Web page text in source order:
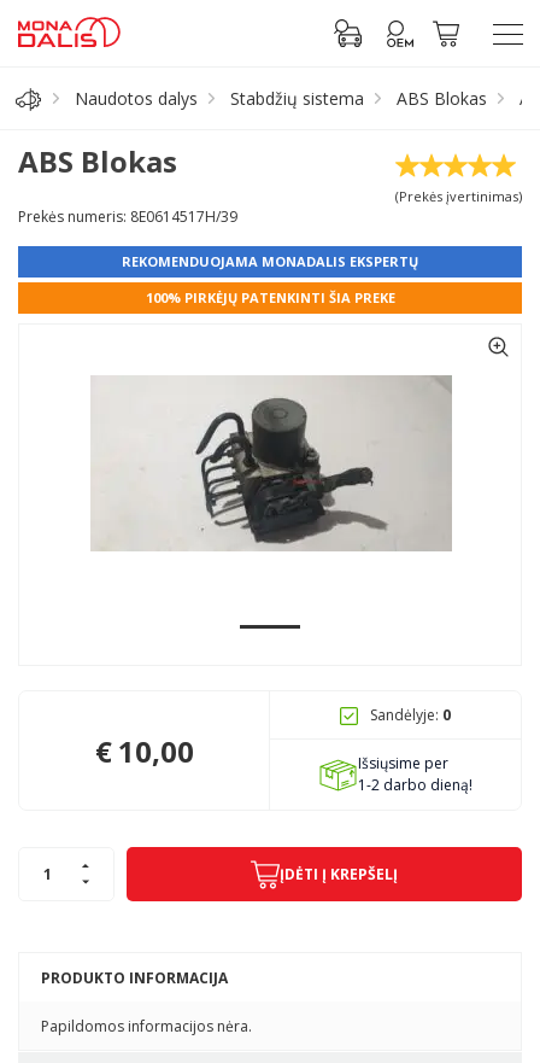
Antifrizas
Prisijungti prie paskyros
+370 68306302
Naudotos dalys Stabdžių sistema ABS Blokas
ABS Blokas
(Prekės įvertinimas)
Prekės numeris: 8E0614517H/39
REKOMENDUOJAMA MONADALIS EKSPERTŲ
100% PIRKĖJŲ PATENKINTI ŠIA PREKE
PRODUKTO INFORMACIJA
Papildomos informacijos nėra.
€10,00
Sandėlyje: 0
Išsiųsime per
1-2 darbo dieną!
ĮDĖTI Į KREPŠELĮ